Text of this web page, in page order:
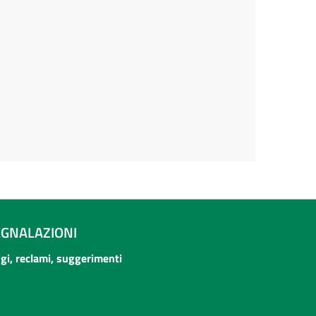
reclami, suggerimenti